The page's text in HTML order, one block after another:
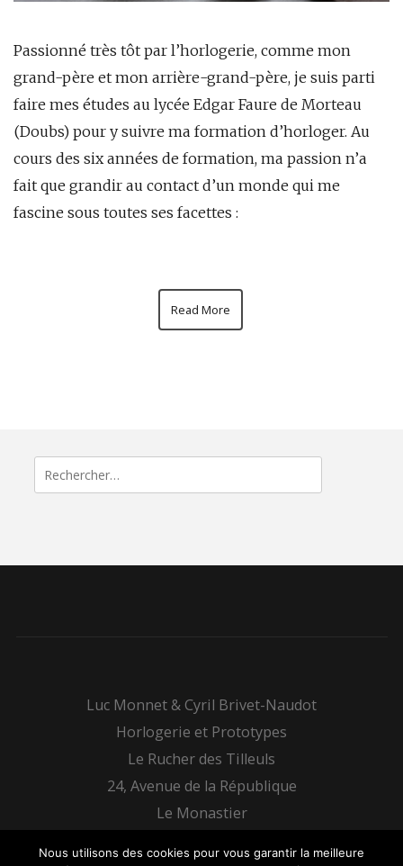
Passionné très tôt par l’horlogerie, comme mon
grand-père et mon arrière-grand-père, je suis parti
faire mes études au lycée Edgar Faure de Morteau
(Doubs) pour y suivre ma formation d’horloger. Au
cours des six années de formation, ma passion n’a
fait que grandir au contact d’un monde qui me
fascine sous toutes ses facettes :
Read More
Rechercher :
Luc Monnet & Cyril Brivet-Naudot
Horlogerie et Prototypes
Le Rucher des Tilleuls
24, Avenue de la République
Le Monastier
Nous utilisons des cookies pour vous garantir la meilleure